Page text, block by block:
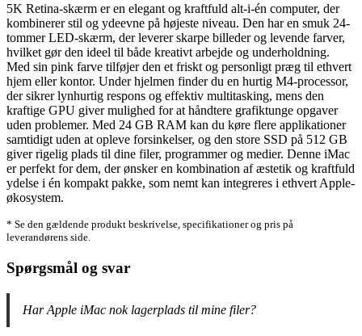
5K Retina-skærm er en elegant og kraftfuld alt-i-én computer, der
kombinerer stil og ydeevne på højeste niveau. Den har en smuk 24-
tommer LED-skærm, der leverer skarpe billeder og levende farver,
hvilket gør den ideel til både kreativt arbejde og underholdning.
Med sin pink farve tilføjer den et friskt og personligt præg til ethvert
hjem eller kontor. Under hjelmen finder du en hurtig M4-processor,
der sikrer lynhurtig respons og effektiv multitasking, mens den
kraftige GPU giver mulighed for at håndtere grafiktunge opgaver
uden problemer. Med 24 GB RAM kan du køre flere applikationer
samtidigt uden at opleve forsinkelser, og den store SSD på 512 GB
giver rigelig plads til dine filer, programmer og medier. Denne iMac
er perfekt for dem, der ønsker en kombination af æstetik og kraftfuld
ydelse i én kompakt pakke, som nemt kan integreres i ethvert Apple-
økosystem.
* Se den gældende produkt beskrivelse, specifikationer og pris på
leverandørens side.
Spørgsmål og svar
Har Apple iMac nok lagerplads til mine filer?